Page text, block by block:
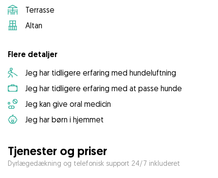
Terrasse
Altan
Flere detaljer
Jeg har tidligere erfaring med hundeluftning
Jeg har tidligere erfaring med at passe hunde
Jeg kan give oral medicin
Jeg har børn i hjemmet
Tjenester og priser
Dyrlægedækning og telefonisk support 24/7 inkluderet